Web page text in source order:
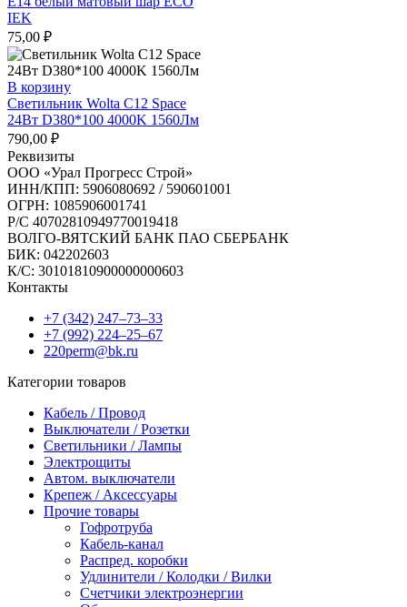
IEK
75,00 ₽
В корзину
Светильник Wolta C12 Space
24Вт D380*100 4000K 1560Лм
790,00 ₽
Реквизиты
ООО «Урал Прогресс Строй»
ИНН/КПП: 5906080692 / 590601001
ОГРН: 1085906001741
Р/C 40702810949770019418
ВОЛГО-ВЯТСКИЙ БАНК ПАО СБЕРБАНК
БИК: 042202603
К/С: 30101810900000000603
Контакты
+7 (342) 247‒73‒33
+7 (992) 224‒25‒67
220perm@bk.ru
Категории товаров
Кабель / Провод
Выключатели / Розетки
Светильники / Лампы
Электрощиты
Автом. выключатели
Крепеж / Аксессуары
Прочие товары
Гофротруба
Кабель-канал
Распред. коробки
Удлинители / Колодки / Вилки
Счетчики электроэнергии